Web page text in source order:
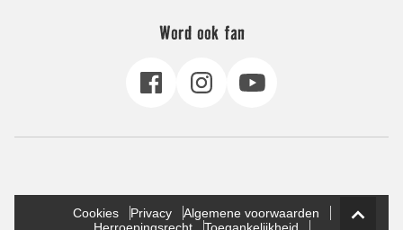
Word ook fan
Cookies Privacy
Algemene voorwaarden